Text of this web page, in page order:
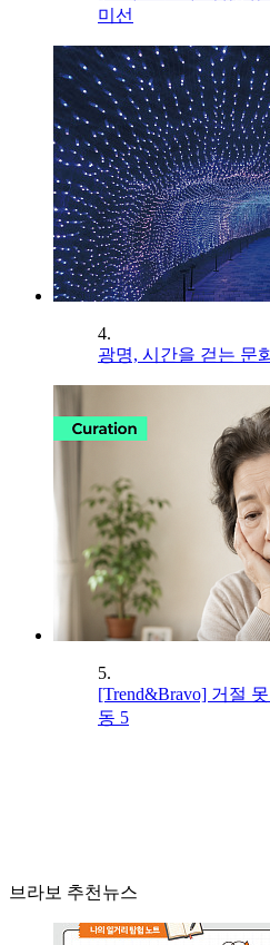
미선
4.
광명, 시간을 걷는 문
5.
[Trend&Bravo] 거절
동 5
브라보 추천뉴스